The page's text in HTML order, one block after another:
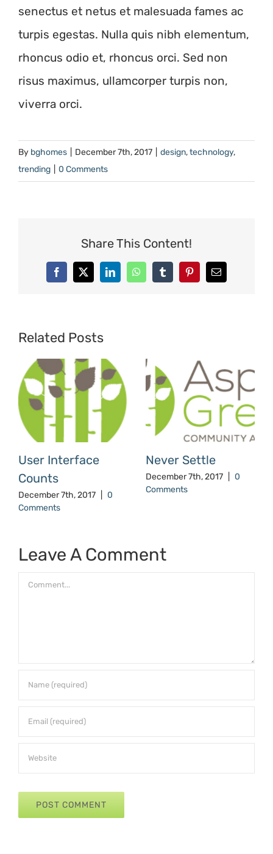
senectus et netus et malesuada fames ac
turpis egestas. Nulla quis nibh elementum,
rhoncus odio et, rhoncus orci. Sed non
risus maximus, ullamcorper turpis non,
viverra orci.
By bghomes December 7th, 2017 design,technology,
trending
0 Comments
Share This Content!
Facebook
X LinkedInWhatsAppTumblrPinterestEmail
Related Posts
User Interface
Counts
December 7th, 2017
0
Comments
Never Settle
December 7th, 2017
0
Comments
Leave A Comment
Comment